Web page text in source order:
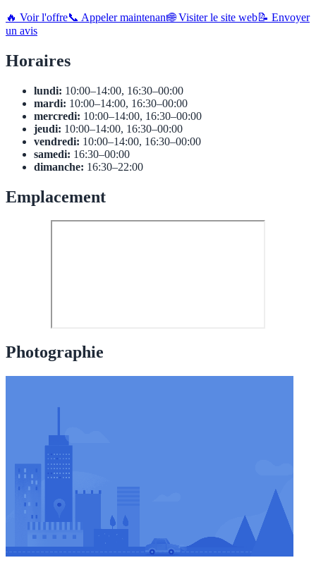
🔥 Voir l'offre📞 Appeler maintenant🌐 Visiter le site web📝 Envoyer
un avis
Horaires
lundi: 10:00–14:00, 16:30–00:00
mardi: 10:00–14:00, 16:30–00:00
mercredi: 10:00–14:00, 16:30–00:00
jeudi: 10:00–14:00, 16:30–00:00
vendredi: 10:00–14:00, 16:30–00:00
samedi: 16:30–00:00
dimanche: 16:30–22:00
Emplacement
Photographie